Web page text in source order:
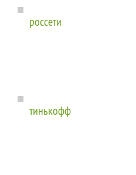
россети
тинькофф